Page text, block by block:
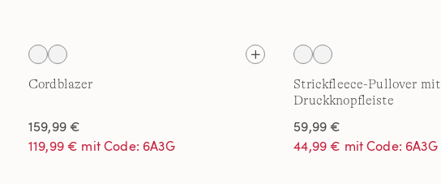
Cordblazer
159,99 €
119,99 € mit Code: 6A3G
Strickfleece-Pullover mit
Druckknopfleiste
59,99 €
44,99 € mit Code: 6A3G